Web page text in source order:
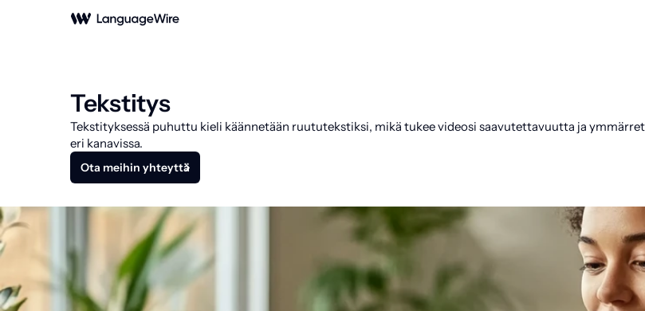
Tekstitys
Tekstityksessä puhuttu kieli käännetään ruututekstiksi, mikä tukee videosi saavutettavuutta ja
eri kanavissa.
Ota meihin yhteyttä